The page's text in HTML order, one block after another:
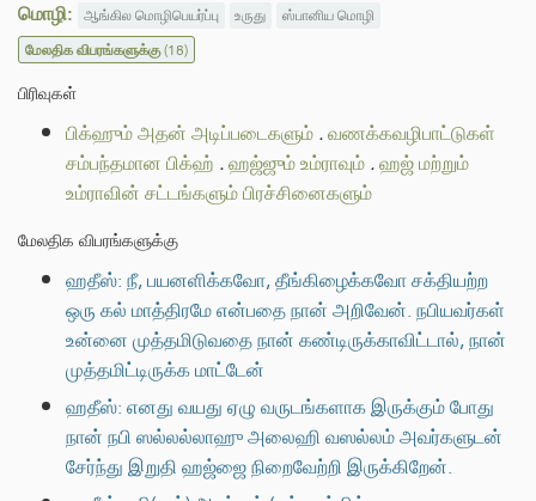
மொழி: ஆங்கில மொழிபெயர்ப்பு உருது
ஸ்பானிய மொழி
மேலதிக விபரங்களுக்கு(18)
பிரிவுகள்
பிக்ஹும் அதன் அடிப்படைகளும்.வணக்கவழிபாட்டுகள்
சம்பந்தமான பிக்ஹ் .ஹஜ்ஜும் உம்ராவும்.ஹஜ் மற்றும்
உம்ராவின் சட்டங்களும் பிரச்சினைகளும்
மேலதிக விபரங்களுக்கு
ஹதீஸ்: நீ, பயனளிக்கவோ, தீங்கிழைக்கவோ சக்தியற்ற
ஒரு கல் மாத்திரமே என்பதை நான் அறிவேன். நபியவர்கள்
உன்னை முத்தமிடுவதை நான் கண்டிருக்காவிட்டால், நான்
முத்தமிட்டிருக்க மாட்டேன்
ஹதீஸ்: எனது வயது ஏழு வருடங்களாக இருக்கும் போது
நான் நபி ஸல்லல்லாஹு அலைஹி வஸல்லம் அவர்களுடன்
சேர்ந்து இறுதி ஹஜ்ஜை நிறைவேற்றி இருக்கிறேன்.